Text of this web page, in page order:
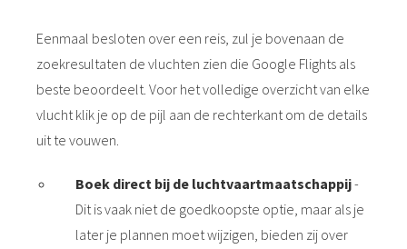
Eenmaal besloten over een reis, zul je bovenaan de
zoekresultaten de vluchten zien die Google Flights als
beste beoordeelt. Voor het volledige overzicht van elke
vlucht klik je op de pijl aan de rechterkant om de details
uit te vouwen.
Boek direct bij de luchtvaartmaatschappij-
Dit is vaak niet de goedkoopste optie, maar als je
later je plannen moet wijzigen, bieden zij over